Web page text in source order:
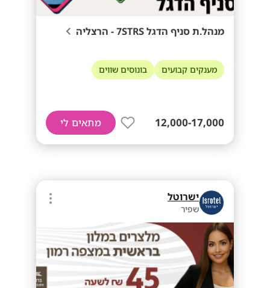
מנהל.ת סניף הדגל 7STRS - הרצליה
מענקים קבועים בונוסים שווים
12,000-17,000 מתאים לי
ישרוטל
שפיר